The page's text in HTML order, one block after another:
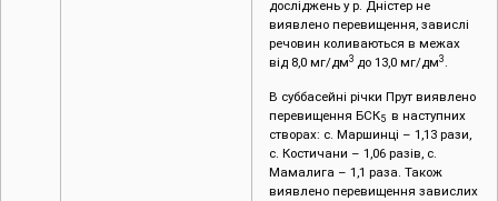
досліджень у р. Дністер не
виявлено перевищення, завислі
речовин коливаються в межах
від 8,0 мг/дм3 до 13,0 мг/дм3 .
В суббасейні річки Прут виявлено
перевищення БСК5 в наступних
створах: c. Маршинці – 1,13 рази,
с. Костичани – 1,06 разів, с.
Мамалига – 1,1 раза. Також
виявлено перевищення завислих